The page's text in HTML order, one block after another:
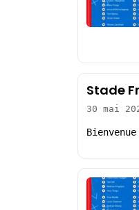
Stade
30 mai